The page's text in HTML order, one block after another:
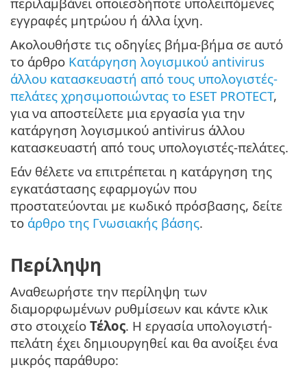
εγγραφές μητρώου ή άλλα ίχνη.
Ακολουθήστε τις οδηγίες βήμα-βήμα σε αυτό
το άρθρο Κατάργηση λογισμικού antivirus
άλλου κατασκευαστή από τους υπολογιστές-
πελάτες χρησιμοποιώντας το ESET PROTECT,
για να αποστείλετε μια εργασία για την
κατάργηση λογισμικού antivirus άλλου
κατασκευαστή από τους υπολογιστές-πελάτες.
Εάν θέλετε να επιτρέπεται η κατάργηση της
εγκατάστασης εφαρμογών που
προστατεύονται με κωδικό πρόσβασης, δείτε
το άρθρο της Γνωσιακής βάσης.
Περίληψη
Αναθεωρήστε την περίληψη των
διαμορφωμένων ρυθμίσεων και κάντε κλικ
στο στοιχείο Τέλος. Η εργασία υπολογιστή-
πελάτη έχει δημιουργηθεί και θα ανοίξει ένα
μικρός παράθυρο: